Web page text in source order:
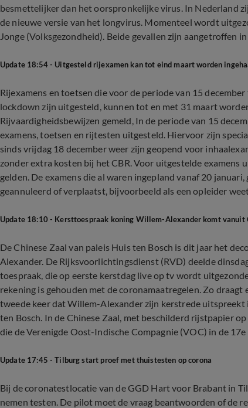
besmettelijker dan het oorspronkelijke virus. In Nederland
de nieuwe versie van het longvirus. Momenteel wordt
Jonge (Volksgezondheid). Beide gevallen zijn aangetroffen
Update 18:54 - Uitgesteld rijexamen kan tot eind maart worden
Rijexamens en toetsen die voor de periode van 15
lockdown zijn uitgesteld, kunnen tot en met 31 maart
Rijvaardigheidsbewijzen gemeld, In de periode van 15
examens, toetsen en rijtesten uitgesteld. Hiervoor zijn
sinds vrijdag 18 december weer zijn geopend voor
zonder extra kosten bij het CBR. Voor uitgestelde
gelden. De examens die al waren ingepland vanaf 20
geannuleerd of verplaatst, bijvoorbeeld als een opleider
Update 18:10 - Kersttoespraak koning Willem-Alexander komt vanuit
De Chinese Zaal van paleis Huis ten Bosch is dit jaar het
Alexander. De Rijksvoorlichtingsdienst (RVD) deelde
toespraak, die op eerste kerstdag live op tv wordt
rekening is gehouden met de coronamaatregelen. Zo
tweede keer dat Willem-Alexander zijn kerstrede
ten Bosch. In de Chinese Zaal, met beschilderd rijstpapier
die de Verenigde Oost-Indische Compagnie (VOC) in de
Update 17:45 - Tilburg start proef met thuistesten op corona
Bij de coronatestlocatie van de GGD Hart voor Brabant in
nemen testen. De pilot moet de vraag beantwoorden of de